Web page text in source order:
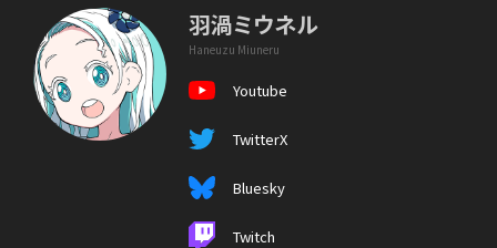
羽渦ミウネル
Haneuzu Miuneru
Youtube
TwitterX
Bluesky
Twitch